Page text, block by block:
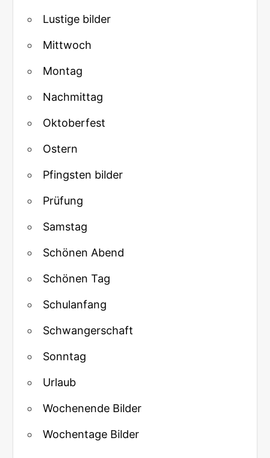
Lustige bilder
Mittwoch
Montag
Nachmittag
Oktoberfest
Ostern
Pfingsten bilder
Prüfung
Samstag
Schönen Abend
Schönen Tag
Schulanfang
Schwangerschaft
Sonntag
Urlaub
Wochenende Bilder
Wochentage Bilder